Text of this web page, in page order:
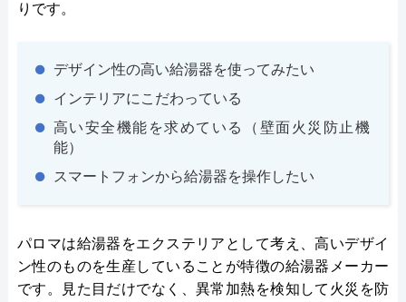
りです。
デザイン性の高い給湯器を使ってみたい
インテリアにこだわっている
高い安全機能を求めている（壁面火災防止機
能）
スマートフォンから給湯器を操作したい
パロマは給湯器をエクステリアとして考え、高いデザイ
ン性のものを生産していることが特徴の給湯器メーカー
です。見た目だけでなく、異常加熱を検知して火災を防